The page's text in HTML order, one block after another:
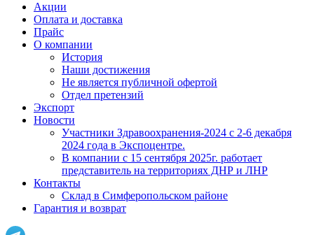
Акции
Оплата и доставка
Прайс
О компании
История
Наши достижения
Не является публичной офертой
Отдел претензий
Экспорт
Новости
Участники Здравоохранения-2024 с 2-6 декабря
2024 года в Экспоцентре.
В компании с 15 сентября 2025г. работает
представитель на территориях ДНР и ЛНР
Контакты
Склад в Симферопольском районе
Гарантия и возврат